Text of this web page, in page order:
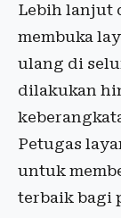
Lebih lanjut
membuka
ulang di
dilakukan
Petugas
untuk
terbaik bagi